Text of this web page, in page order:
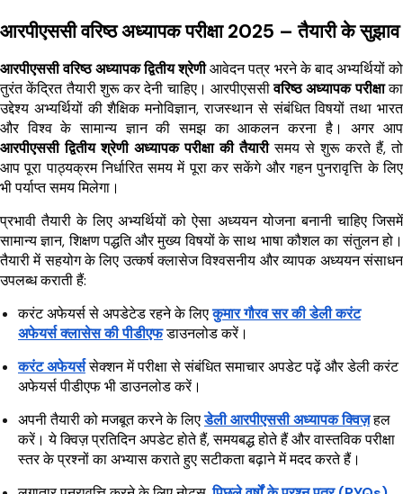
आरपीएससी वरिष्ठ अध्यापक परीक्षा 2025 – तैयारी के सुझाव
आरपीएससी वरिष्ठ अध्यापक द्वितीय श्रेणीआवेदन पत्र भरने के बाद अभ्यर्थियों को
तुरंत केंद्रित तैयारी शुरू कर देनी चाहिए। आरपीएससीवरिष्ठ अध्यापक परीक्षाका
उद्देश्य अभ्यर्थियों की शैक्षिक मनोविज्ञान, राजस्थान से संबंधित विषयों तथा भारत
और विश्व के सामान्य ज्ञान की समझ का आकलन करना है। अगर आप
आरपीएससी द्वितीय श्रेणी अध्यापक परीक्षा की तैयारीसमय से शुरू करते हैं, तो
आप पूरा पाठ्यक्रम निर्धारित समय में पूरा कर सकेंगे और गहन पुनरावृत्ति के लिए
भी पर्याप्त समय मिलेगा।
प्रभावी तैयारी के लिए अभ्यर्थियों को ऐसा अध्ययन योजना बनानी चाहिए जिसमें
सामान्य ज्ञान, शिक्षण पद्धति और मुख्य विषयों के साथ भाषा कौशल का संतुलन हो।
तैयारी में सहयोग के लिए उत्कर्ष क्लासेज विश्वसनीय और व्यापक अध्ययन संसाधन
उपलब्ध कराती हैं:
करंट अफेयर्स से अपडेटेड रहने के लिएकुमार गौरव सर की डेली करंट
अफेयर्स क्लासेस की पीडीएफडाउनलोड करें।
करंट अफेयर्ससेक्शन में परीक्षा से संबंधित समाचार अपडेट पढ़ें और डेली करंट
अफेयर्स पीडीएफ भी डाउनलोड करें।
अपनी तैयारी को मजबूत करने के लिएडेली आरपीएससी अध्यापक क्विज़हल
करें। ये क्विज़ प्रतिदिन अपडेट होते हैं, समयबद्ध होते हैं और वास्तविक परीक्षा
स्तर के प्रश्नों का अभ्यास कराते हुए सटीकता बढ़ाने में मदद करते हैं।